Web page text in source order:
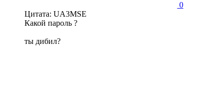
0
Цитата: UA3MSE
Какой пароль ?
ты дибил?